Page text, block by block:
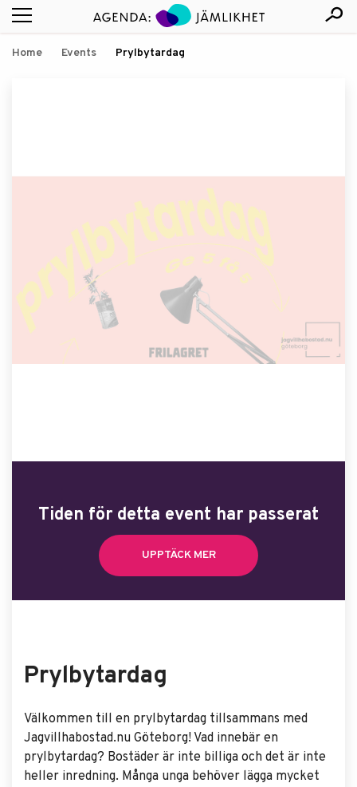
Home Events Prylbytardag
Tiden för detta event har passerat
UPPTÄCK MER
Prylbytardag
Välkommen till en prylbytardag tillsammans med
Jagvillhabostad.nu Göteborg! Vad innebär en
prylbytardag? Bostäder är inte billiga och det är inte
heller inredning. Många unga behöver lägga mycket